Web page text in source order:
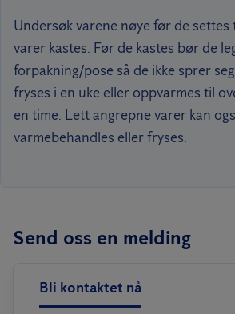
Undersøk varene nøye før de
varer kastes. Før de kastes bør de
forpakning/pose så de ikke sprer
fryses i en uke eller oppvarmes til
en time. Lett angrepne varer kan
varmebehandles eller fryses.
Send oss en melding
Bli kontaktet nå